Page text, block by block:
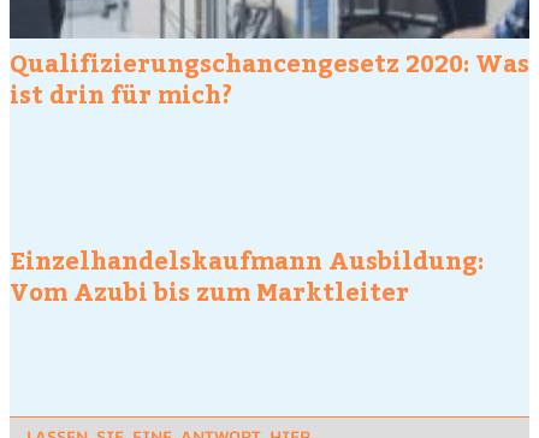
Qualifizierungschancengesetz 2020: Was
ist drin für mich?
Einzelhandelskaufmann Ausbildung:
Vom Azubi bis zum Marktleiter